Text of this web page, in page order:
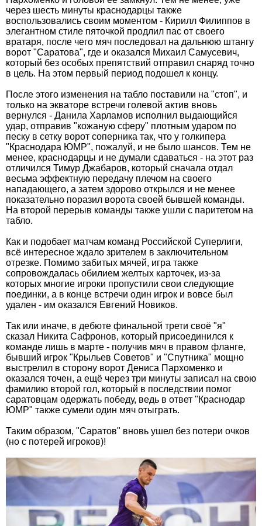
через шесть минуты краснодарцы также
воспользовались своим моментом - Кирилл Филиппов в
элегантном стиле пяточкой продлил пас от своего
вратаря, после чего мяч последовал на дальнюю штангу
ворот "Саратова", где и оказался Михаил Самусевич,
который без особых препятствий отправил снаряд точно
в цель. На этом первый период подошел к концу.
После этого изменения на табло поставили на "стоп", и
только на экваторе встречи голевой актив вновь
вернулся - Данила Харламов исполнил выдающийся
удар, отправив "кожаную сферу" плотным ударом по
песку в сетку ворот соперника так, что у голкипера
"Краснодара ЮМР", пожалуй, и не было шансов. Тем не
менее, краснодарцы и не думали сдаваться - на этот раз
отличился Тимур Джабаров, который сначала отдал
весьма эффектную передачу плечом на своего
нападающего, а затем здорово открылся и не менее
показательно поразил ворота своей бывшей команды.
На второй перерыв команды также ушли с паритетом на
табло.
Как и подобает матчам команд Российской Суперлиги,
всё интересное ждало зрителем в заключительном
отрезке. Помимо забитых мячей, игра также
сопровождалась обилием желтых карточек, из-за
которых многие игроки пропустили свои следующие
поединки, а в конце встречи один игрок и вовсе был
удален - им оказался Евгений Новиков.
Так или иначе, в дебюте финальной трети своё "я"
сказал Никита Сафронов, который присоединился к
команде лишь в марте - получив мяч в правом фланге,
бывший игрок "Крыльев Советов" и "Спутника" мощно
выстрелил в сторону ворот Дениса Пархоменко и
оказался точен, а ещё через три минуты записал на свою
фамилию второй гол, который в последствии помог
саратовцам одержать победу, ведь в ответ "Краснодар
ЮМР" также сумели один мяч отыграть.
Таким образом, "Саратов" вновь ушел без потери очков
(но с потерей игроков)!